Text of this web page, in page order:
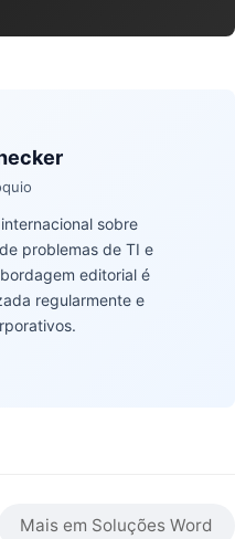
sobre
problemas de TI e
editorial é
regularmente e
Mais em Soluções Word